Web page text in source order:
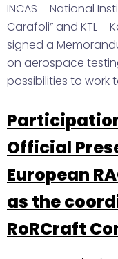
INCAS – National
Carafoli” and KTL –
signed a
on aerospace
possibilities to work
Official
European
as the
RoRCraft